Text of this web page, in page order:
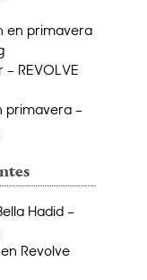
en primavera
REVOLVE
primavera –
Hadid –
Revolve